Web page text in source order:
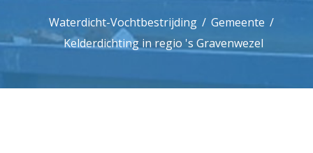
Waterdicht-Vochtbestrijding
Gemeente
Kelderdichting in regio 's Gravenwezel